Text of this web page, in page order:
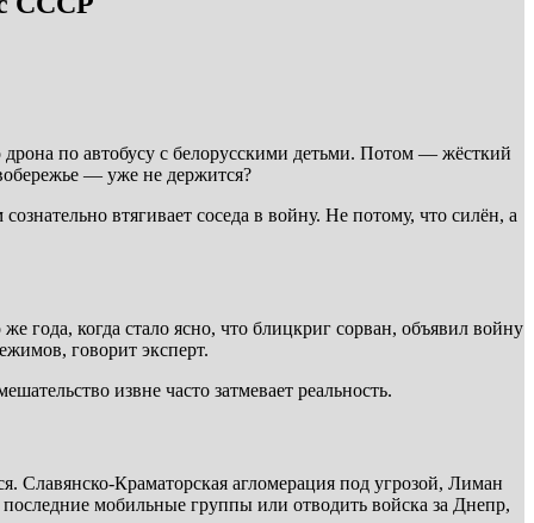
по автобусу с белорусскими детьми. Потом — жёсткий
— уже не держится?
втягивает соседа в войну. Не потому, что силён, а
года, когда стало ясно, что блицкриг сорван, объявил войну
говорит эксперт.
извне часто затмевает реальность.
Славянско-Краматорская агломерация под угрозой, Лиман
мобильные группы или отводить войска за Днепр,